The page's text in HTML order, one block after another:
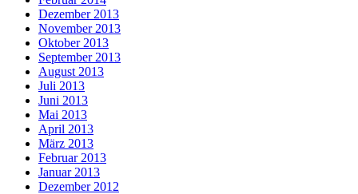
Dezember 2013
November 2013
Oktober 2013
September 2013
August 2013
Juli 2013
Juni 2013
Mai 2013
April 2013
März 2013
Februar 2013
Januar 2013
Dezember 2012